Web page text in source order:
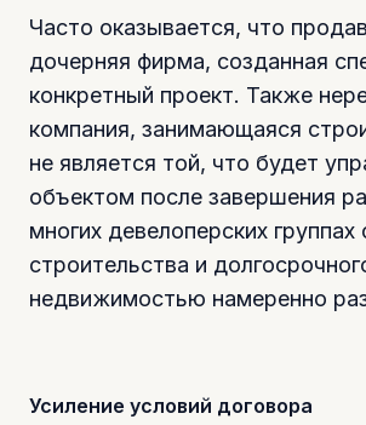
Часто оказывается, что
дочерняя фирма, созданная
конкретный проект. Также
компания, занимающаяся
не является той, что будет
объектом после завершения
многих девелоперских группах
строительства и
недвижимостью намеренно
Усиление условий договора